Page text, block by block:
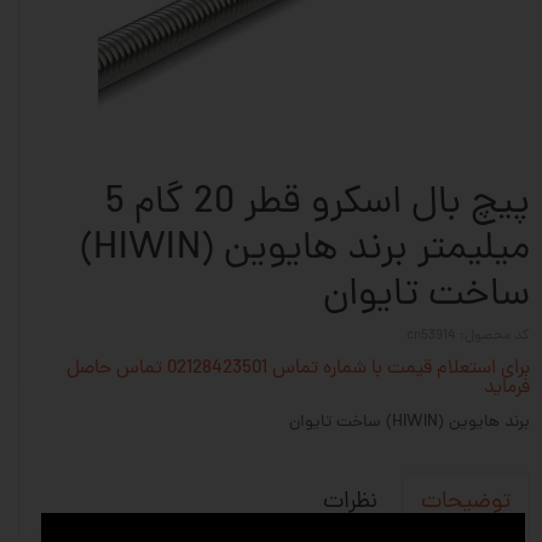
پیچ بال اسکرو قطر 20 گام 5
میلیمتر برند هایوین (HIWIN)
ساخت تایوان
برای استعلام قیمت با شماره تماس 02128423501 تماس حاصل
فرماید
برند هایوین (HIWIN) ساخت تایوان
توضیحات نظرات